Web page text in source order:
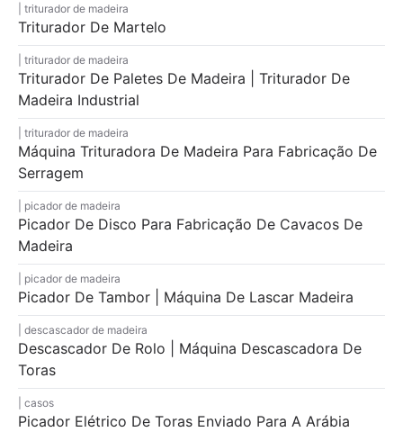
triturador de madeira
Triturador De Martelo
triturador de madeira
Triturador De Paletes De Madeira | Triturador De
Madeira Industrial
triturador de madeira
Máquina Trituradora De Madeira Para Fabricação De
Serragem
picador de madeira
Picador De Disco Para Fabricação De Cavacos De
Madeira
picador de madeira
Picador De Tambor | Máquina De Lascar Madeira
descascador de madeira
Descascador De Rolo | Máquina Descascadora De
Toras
casos
Picador Elétrico De Toras Enviado Para A Arábia